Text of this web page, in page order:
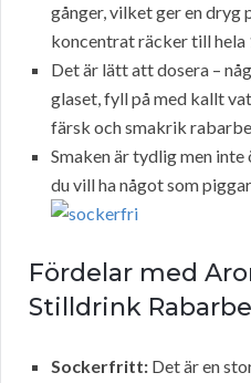
gånger, vilket ger en dryg
koncentrat räcker till
Det är lätt att dosera –
glaset, fyll på med kallt
färsk och smakrik
Smaken är tydlig men
du vill ha något som
Fördelar med
Stilldrink
Sockerfritt: Det är en